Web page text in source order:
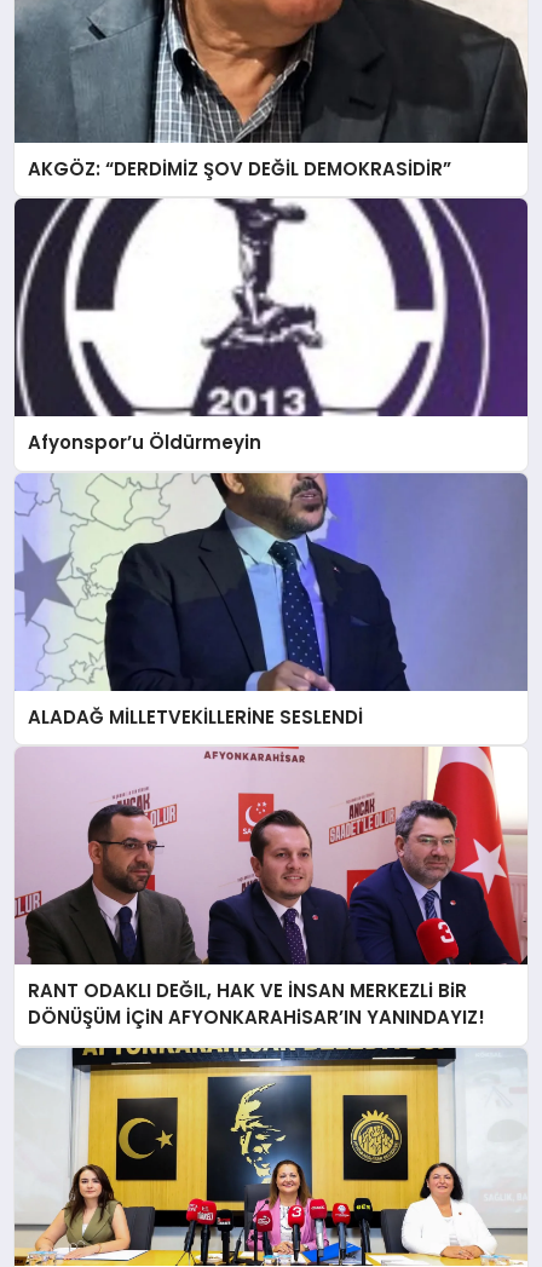
AKGÖZ: “DERDİMİZ ŞOV DEĞİL DEMOKRASİDİR”
Afyonspor’u Öldürmeyin
ALADAĞ MİLLETVEKİLLERİNE SESLENDİ
RANT ODAKLI DEĞIL, HAK VE İNSAN MERKEZLi BiR
DÖNÜŞÜM İÇiN AFYONKARAHiSAR’IN YANINDAYIZ!